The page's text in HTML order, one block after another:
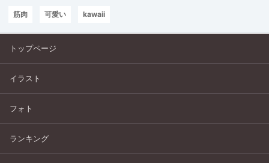
筋肉 可愛い kawaii
トップページ
イラスト
フォト
ランキング